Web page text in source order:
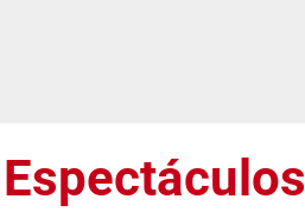
Espectáculos